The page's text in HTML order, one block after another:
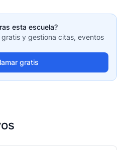
esta escuela?
y gestiona citas, eventos
gratis